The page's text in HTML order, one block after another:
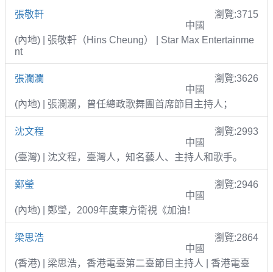
張敬軒
瀏覽:3715
中國
(內地) | 張敬軒（Hins Cheung） | Star Max Entertainme
nt
張瀾瀾
瀏覽:3626
中國
(內地) | 張瀾瀾，曾任總政歌舞團首席節目主持人；
沈文程
瀏覽:2993
中國
(臺灣) | 沈文程，臺灣人，知名藝人、主持人和歌手。
鄭瑩
瀏覽:2946
中國
(內地) | 鄭瑩，2009年度東方衛視《加油！
梁思浩
瀏覽:2864
中國
(香港) | 梁思浩，香港電臺第二臺節目主持人 | 香港電臺